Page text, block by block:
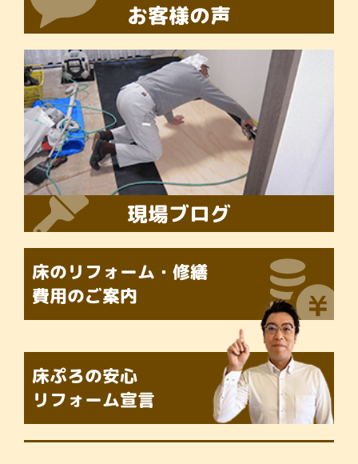
お客様の声
現場ブログ
床のリフォーム・修繕
費用のご案内
床ぷろの安心
リフォーム宣言